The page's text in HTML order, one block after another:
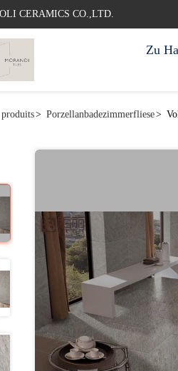
CERAMICS CO.,LTD.
Zu
produits> Porzellanbadezimmerfliese>